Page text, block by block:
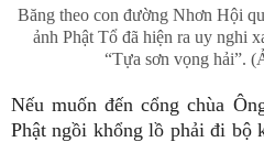
Băng theo con đường Nhơn Hội
ảnh Phật Tổ đã hiện ra uy nghi
“Tựa sơn vọng hải”.
Nếu muốn đến cổng chùa
Phật ngồi khổng lồ phải đi bộ